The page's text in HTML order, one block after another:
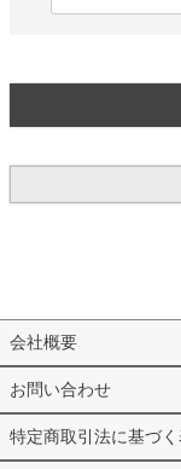
会社概要
お問い合わせ
特定商取引法に基づ